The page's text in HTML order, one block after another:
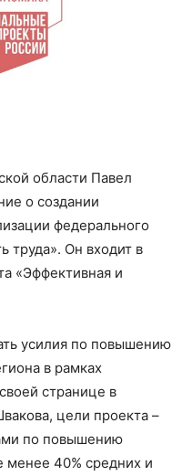
области Павел
о создании
федерального
труда». Он входит в
«Эффективная и
усилия по повышению
в рамках
странице в
цели проекта –
по повышению
менее 40% средних и